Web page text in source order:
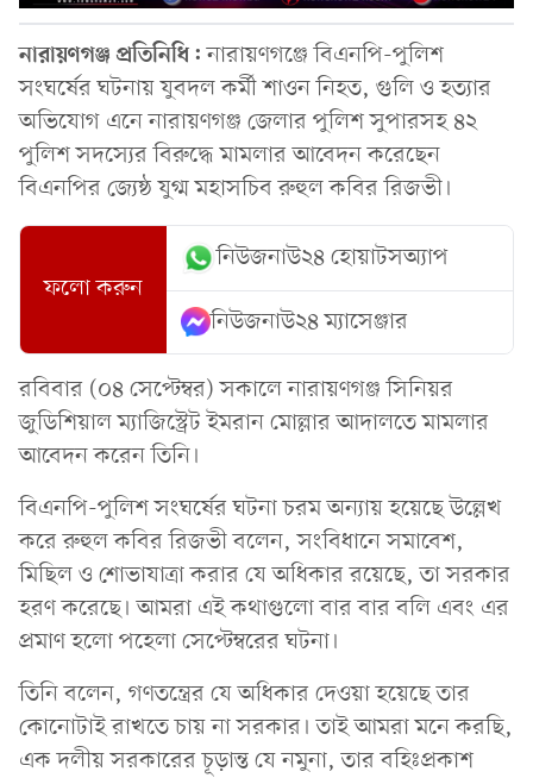
নারায়ণগঞ্জ প্রতিনিধি:নারায়ণগঞ্জে বিএনপি-পুলিশ
সংঘর্ষের ঘটনায় যুবদল কর্মী শাওন নিহত, গুলি ও হত্যার
অভিযোগ এনে নারায়ণগঞ্জ জেলার পুলিশ সুপারসহ ৪২
পুলিশ সদস্যের বিরুদ্ধে মামলার আবেদন করেছেন
বিএনপির জ্যেষ্ঠ যুগ্ম মহাসচিব রুহুল কবির রিজভী।
ফলো করুন
নিউজনাউ২৪ হোয়াটসঅ্যাপ
নিউজনাউ২৪ ম্যাসেঞ্জার
রবিবার (০৪ সেপ্টেম্বর) সকালে নারায়ণগঞ্জ সিনিয়র
জুডিশিয়াল ম্যাজিস্ট্রেট ইমরান মোল্লার আদালতে মামলার
আবেদন করেন তিনি।
বিএনপি-পুলিশ সংঘর্ষের ঘটনা চরম অন্যায় হয়েছে উল্লেখ
করে রুহুল কবির রিজভী বলেন, সংবিধানে সমাবেশ,
মিছিল ও শোভাযাত্রা করার যে অধিকার রয়েছে, তা সরকার
হরণ করেছে। আমরা এই কথাগুলো বার বার বলি এবং এর
প্রমাণ হলো পহেলা সেপ্টেম্বরের ঘটনা।
তিনি বলেন, গণতন্ত্রের যে অধিকার দেওয়া হয়েছে তার
কোনোটাই রাখতে চায় না সরকার। তাই আমরা মনে করছি,
এক দলীয় সরকারের চূড়ান্ত যে নমুনা, তার বহিঃপ্রকাশ